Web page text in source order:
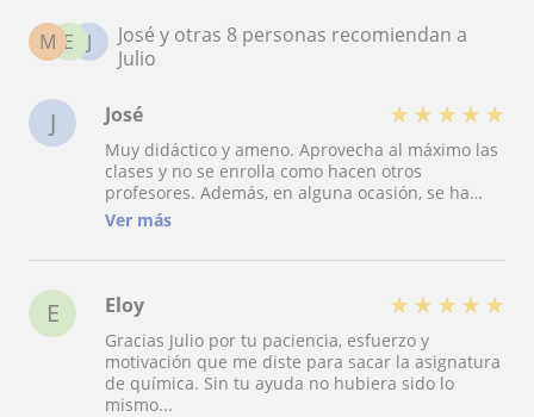
J
E
M
José y otras 8 personas recomiendan a
Julio
J José ★ ★ ★ ★ ★
Muy didáctico y ameno. Aprovecha al máximo las
clases y no se enrolla como hacen otros
profesores. Además, en alguna ocasión, se ha
extendido más tiempo del establecido para
disfruta dando clases y enseñando a los alumnos.
persona. Lo recomiendo.
Ver más
E Eloy ★ ★ ★ ★ ★
Gracias Julio por tu paciencia, esfuerzo y
motivación que me diste para sacar la asignatura
de química. Sin tu ayuda no hubiera sido lo
mismo...